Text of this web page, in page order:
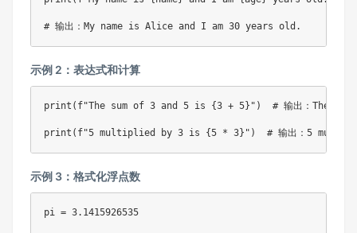
# 输出：My name is Alice and I am 30 years old.
示例 2：表达式和计算
print ( f"The sum of 3 and 5 is {3 + 5} " ) # 输出：The
print ( f"5 multiplied by 3 is {5 * 3} " ) # 输出：5
示例 3：格式化浮点数
pi = 3.1415926535